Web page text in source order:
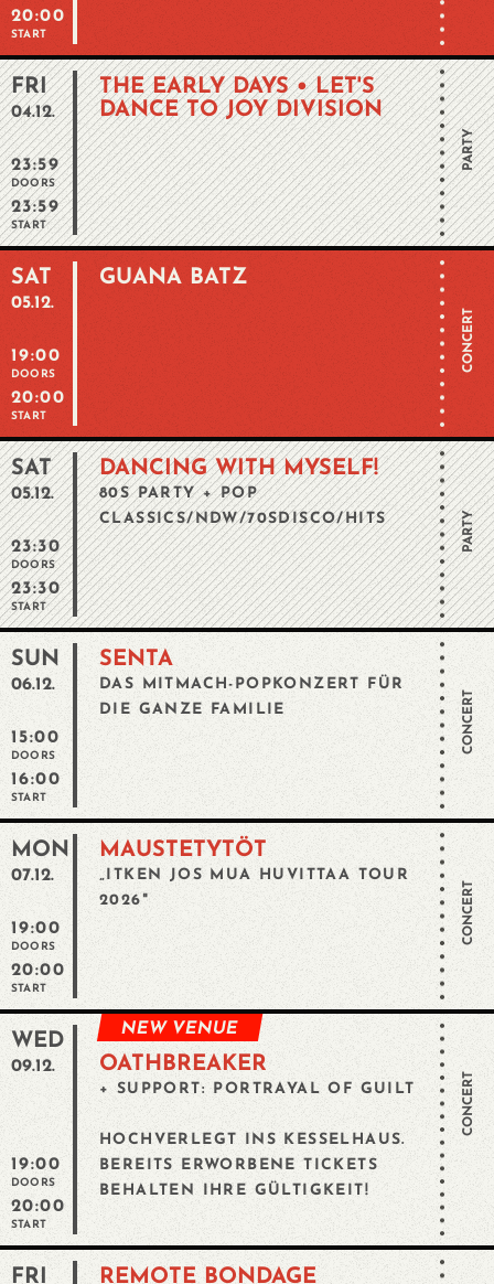
20:00
START
FRI
04.12.
23:59
DOORS
23:59
START
THE EARLY DAYS • LET'S
DANCE TO JOY DIVISION
PARTY
SAT
05.12.
19:00
DOORS
20:00
START
GUANA BATZ
CONCERT
SAT
05.12.
23:30
DOORS
23:30
START
DANCING WITH MYSELF!
80S PARTY + POP
CLASSICS/NDW/70SDISCO/HITS
PARTY
SUN
06.12.
15:00
DOORS
16:00
START
SENTA
DAS MITMACH-POPKONZERT FÜR
DIE GANZE FAMILIE
CONCERT
MON
07.12.
19:00
DOORS
20:00
START
MAUSTETYTÖT
„ITKEN JOS MUA HUVITTAA TOUR
2026"
CONCERT
WED
09.12.
19:00
DOORS
20:00
START
NEW VENUE
OATHBREAKER
+ SUPPORT: PORTRAYAL OF GUILT
HOCHVERLEGT INS KESSELHAUS.
BEREITS ERWORBENE TICKETS
BEHALTEN IHRE GÜLTIGKEIT!
CONCERT
FRI REMOTE BONDAGE